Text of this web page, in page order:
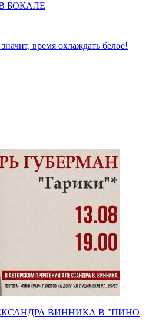
БОКАЛЕ
время охлаждать белое!
ВИННИКА В "ПИНО